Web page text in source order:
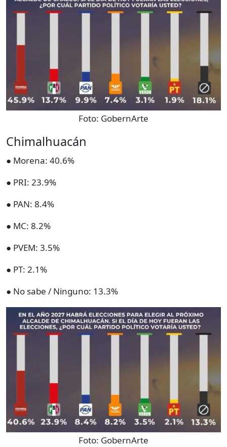
Foto: GobernArte
Chimalhuacán
● Morena: 40.6%
● PRI: 23.9%
● PAN: 8.4%
● MC: 8.2%
● PVEM: 3.5%
● PT: 2.1%
● No sabe / Ninguno: 13.3%
Foto: GobernArte